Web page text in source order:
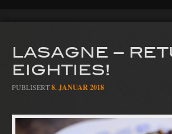
LASAGNE –
EIGHTIES!
PUBLISERT8. JANUAR 2018